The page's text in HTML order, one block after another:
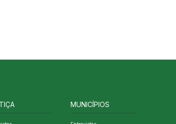
MUNICÍPIOS